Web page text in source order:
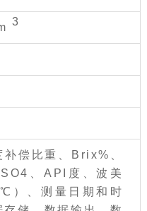
3
偿比重、Brix%、
、API度、波美
）、测量日期和时